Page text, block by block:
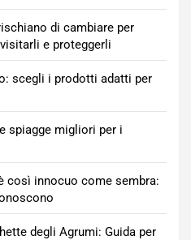
di cambiare per
e proteggerli
scegli i prodotti adatti per
spiagge migliori per i
così innocuo come sembra:
degli Agrumi: Guida per